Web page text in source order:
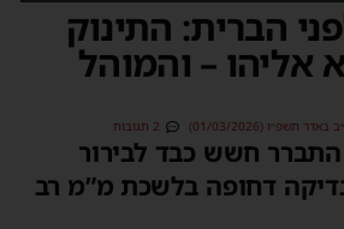
הברית: התינוק
– והמוהל
(01/03/2026)
חשש כבד לבירור
דחופה בלשכת מ”מ רב